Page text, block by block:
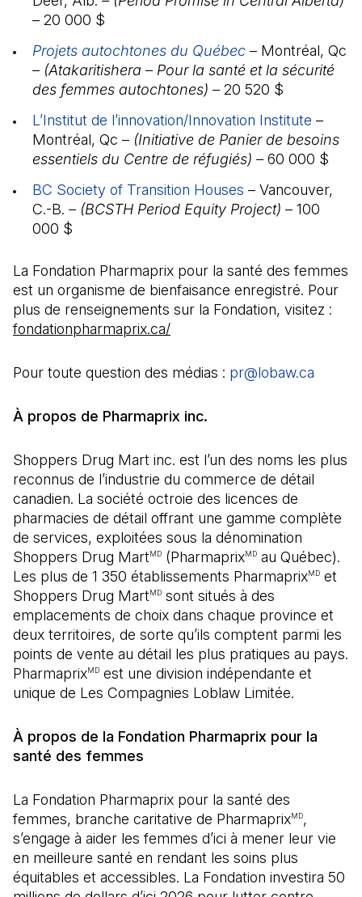
– 20 000 $
Projets autochtones du Québec (Il s'ouvre dans
– Montréal, Qc
– (Atakaritishera – Pour la santé et la sécurité
des femmes autochtones) – 20 520 $
L’Institut de l’innovation/Innovation Institute (Il
–
Montréal, Qc – (Initiative de Panier de besoins
essentiels du Centre de réfugiés) –60 000 $
BC Society of Transition Houses (Il s'ouvre dans
– Vancouver,
C.-B. – (BCSTH Period Equity Project) – 100
000 $
La Fondation Pharmaprix pour la santé des femmes
est un organisme de bienfaisance enregistré. Pour
plus de renseignements sur la Fondation, visitez :
fondationpharmaprix.ca/
Pour toute question des médias : pr@lobaw.ca
À propos de Pharmaprix inc.
Shoppers Drug Mart inc. est l’un des noms les plus
reconnus de l’industrie du commerce de détail
canadien. La société octroie des licences de
pharmacies de détail offrant une gamme complète
de services, exploitées sous la dénomination
Shoppers Drug MartMD (PharmaprixMD au Québec).
Les plus de 1 350 établissements PharmaprixMD et
Shoppers Drug MartMD sont situés à des
emplacements de choix dans chaque province et
deux territoires, de sorte qu’ils comptent parmi les
points de vente au détail les plus pratiques au pays.
PharmaprixMD est une division indépendante et
unique de Les Compagnies Loblaw Limitée.
À propos de la Fondation Pharmaprix pour la
santé des femmes
La Fondation Pharmaprix pour la santé des
femmes, branche caritative de PharmaprixMD,
s’engage à aider les femmes d’ici à mener leur vie
en meilleure santé en rendant les soins plus
équitables et accessibles. La Fondation investira 50